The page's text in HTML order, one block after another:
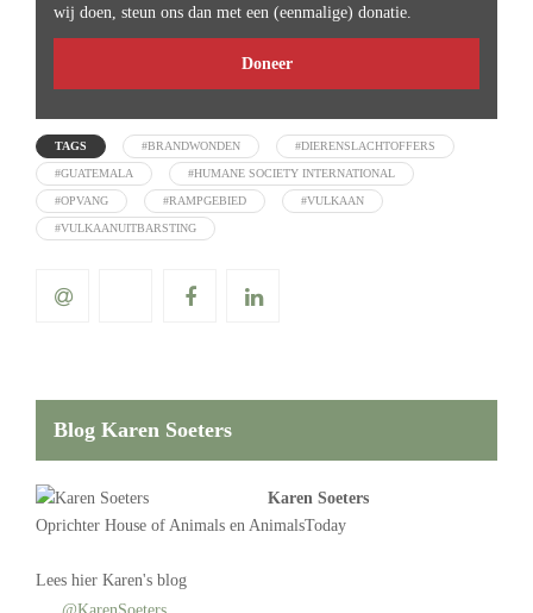
wij doen, steun ons dan met een (eenmalige) donatie.
Doneer
TAGS #BRANDWONDEN #DIERENSLACHTOFFERS
#GUATEMALA #HUMANE SOCIETY INTERNATIONAL
#OPVANG #RAMPGEBIED #VULKAAN
#VULKAANUITBARSTING
Blog Karen Soeters
Karen Soeters
Oprichter House of Animals en AnimalsToday
Lees hier Karen's blog
@KarenSoeters